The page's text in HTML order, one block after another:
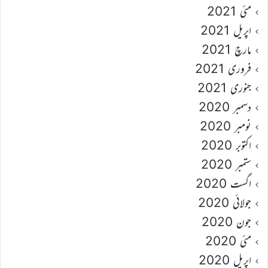
مئی 2021
اپریل 2021
مارچ 2021
فروری 2021
جنوری 2021
دسمبر 2020
نومبر 2020
اکتوبر 2020
ستمبر 2020
اگست 2020
جولائی 2020
جون 2020
مئی 2020
اپریل 2020